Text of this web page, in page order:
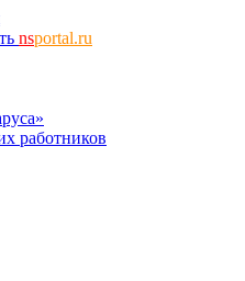
nsportal.ru
работников